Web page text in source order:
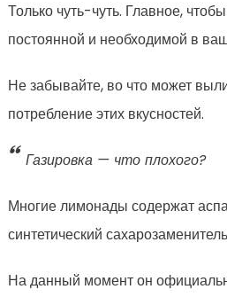
Только чуть-чуть. Главное,
постоянной и необходимой в
Не забывайте, во что может
потребление этих вкусностей.
Газировка — что плохого?
Многие лимонады содержат
синтетический
На данный момент он